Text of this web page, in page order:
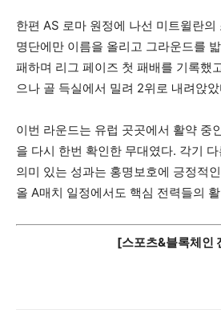
한편 AS 로마 원정에 나선 미트윌란의
명단에만 이름을 올리고 그라운드를
패하며 리그 페이즈 첫 패배를 기록했
으나 골 득실에서 밀려 2위로 내려앉
이번 라운드는 유럽 곳곳에서 활약 중
을 다시 한번 확인한 무대였다. 각기
의미 있는 성과는 홍명보호에 긍정적
올 A매치 일정에서도 핵심 전력들의
[스포츠&블록체인